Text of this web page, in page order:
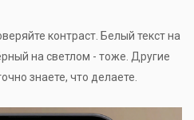
контраст. Белый текст на
на светлом - тоже. Другие
знаете, что делаете.